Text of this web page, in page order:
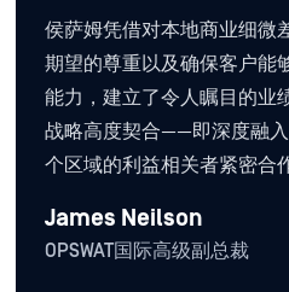
侯萨姆凭借对本地商业细微
期望的尊重以及确保客户能
能力，建立了令人瞩目的业
战略高度契合——即深度融
个区域的利益相关者紧密合
James Neilson
OPSWAT国际高级副总裁